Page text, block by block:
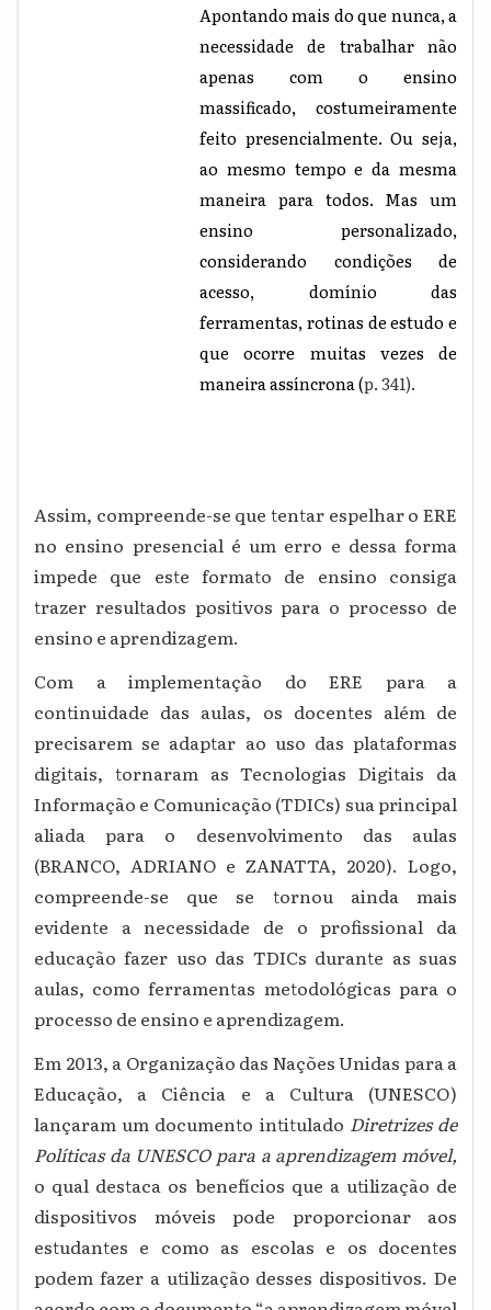
Apontando mais do que nunca, a
necessidade de trabalhar não
apenas com o ensino
massificado, costumeiramente
feito presencialmente. Ou seja,
ao mesmo tempo e da mesma
maneira para todos. Mas um
ensino personalizado,
considerando condições de
acesso, domínio das
ferramentas, rotinas de estudo e
que ocorre muitas vezes de
maneira assíncrona (p. 341).
Assim, compreende-se que tentar espelhar o ERE
no ensino presencial é um erro e dessa forma
impede que este formato de ensino consiga
trazer resultados positivos para o processo de
ensino e aprendizagem.
Com a implementação do ERE para a
continuidade das aulas, os docentes além de
precisarem se adaptar ao uso das plataformas
digitais, tornaram as Tecnologias Digitais da
Informação e Comunicação (TDICs) sua principal
aliada para o desenvolvimento das aulas
(BRANCO, ADRIANO e ZANATTA, 2020). Logo,
compreende-se que se tornou ainda mais
evidente a necessidade de o profissional da
educação fazer uso das TDICs durante as suas
aulas, como ferramentas metodológicas para o
processo de ensino e aprendizagem.
Em 2013, a Organização das Nações Unidas para a
Educação, a Ciência e a Cultura (UNESCO)
lançaram um documento intitulado Diretrizes de
Políticas da UNESCO para a aprendizagem móvel,
o qual destaca os benefícios que a utilização de
dispositivos móveis pode proporcionar aos
estudantes e como as escolas e os docentes
podem fazer a utilização desses dispositivos. De